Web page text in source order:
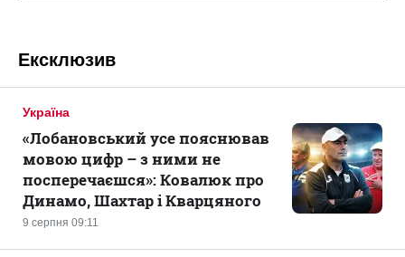
Ексклюзив
Україна
9 серпня 09:11
«Лобановський усе пояснював
мовою цифр – з ними не
посперечаєшся»: Ковалюк про
Динамо, Шахтар і Кварцяного